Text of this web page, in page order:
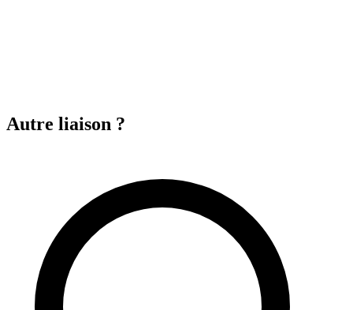
Autre liaison ?